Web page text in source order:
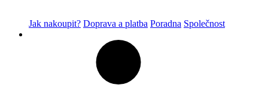
Jak nakoupit? Doprava a platba Poradna Společnost